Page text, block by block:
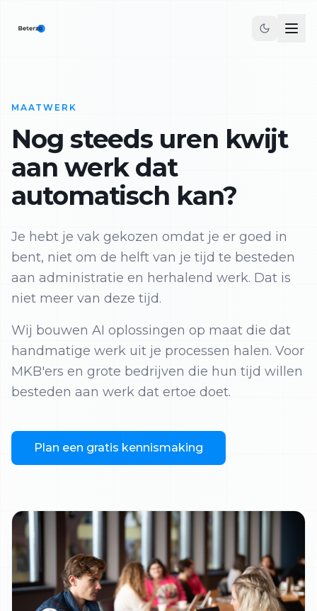
MAATWERK
Nog steeds uren kwijt
aan werk dat
automatisch kan?
Je hebt je vak gekozen omdat je er goed in
bent, niet om de helft van je tijd te besteden
aan administratie en herhalend werk. Dat is
niet meer van deze tijd.
Wij bouwen AI oplossingen op maat die dat
handmatige werk uit je processen halen. Voor
MKB'ers en grote bedrijven die hun tijd willen
besteden aan werk dat ertoe doet.
Plan een gratis kennismaking